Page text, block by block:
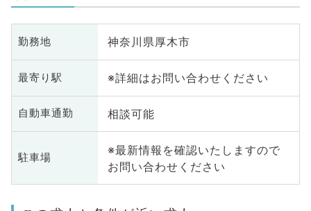
勤務地 神奈川県厚木市
最寄り駅 ※詳細はお問い合わせください
自動車通勤 相談可能
駐車場
※最新情報を確認いたしますので
お問い合わせください